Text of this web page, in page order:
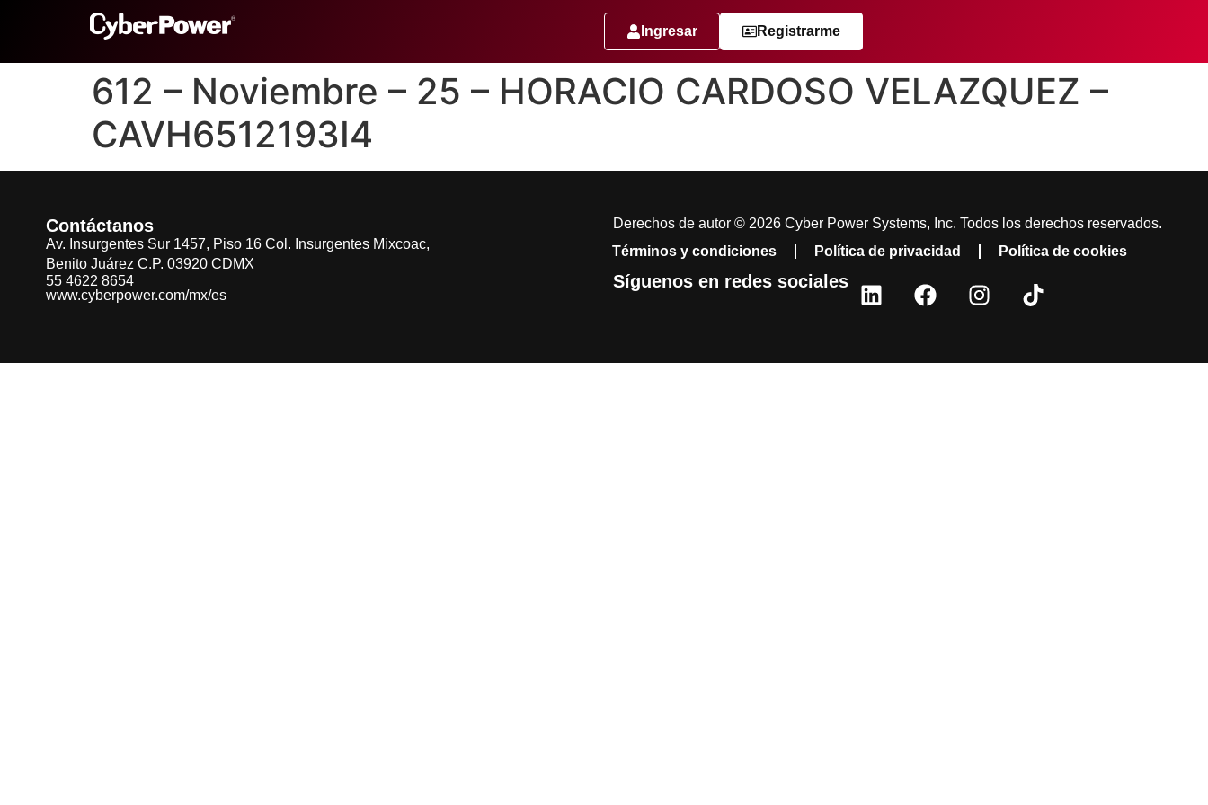
Ingresar Registrarme
612 – Noviembre – 25 – HORACIO CARDOSO VELAZQUEZ –
CAVH6512193I4
Contáctanos
Av. Insurgentes Sur 1457, Piso 16 Col. Insurgentes Mixcoac,
Benito Juárez C.P. 03920 CDMX
55 4622 8654
www.cyberpower.com/mx/es
Derechos de autor © 2026 Cyber Power Systems, Inc. Todos los derechos reservados.
Términos y condiciones
Política de privacidad Política de cookies
Síguenos en redes sociales